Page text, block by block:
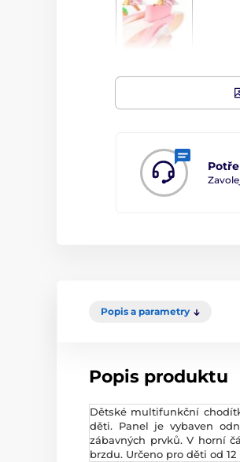
Popis a parametry
Popis produktu
Dětské multifunkční
děti. Panel je vybaven
zábavných prvků. V horní
brzdu. Určeno pro děti od